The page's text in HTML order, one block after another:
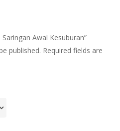
Awal Kesuburan”
published. Required fields are